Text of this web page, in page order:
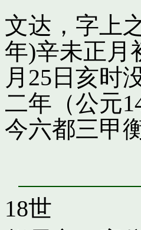
文达，字上
年)辛未正月
月25日亥时
二年（公元
今六都三甲
18世